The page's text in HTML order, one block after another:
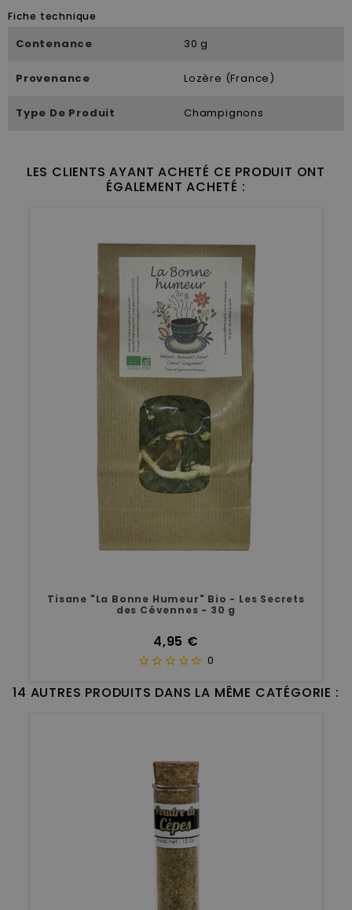
Fiche technique
Contenance 30 g
Provenance Lozère (France)
Type De Produit Champignons
LES CLIENTS AYANT ACHETÉ CE PRODUIT ONT
ÉGALEMENT ACHETÉ :
Tisane "La Bonne Humeur" Bio - Les Secrets
des Cévennes - 30 g
Prix
4,95 €
0
14 AUTRES PRODUITS DANS LA MÊME CATÉGORIE :